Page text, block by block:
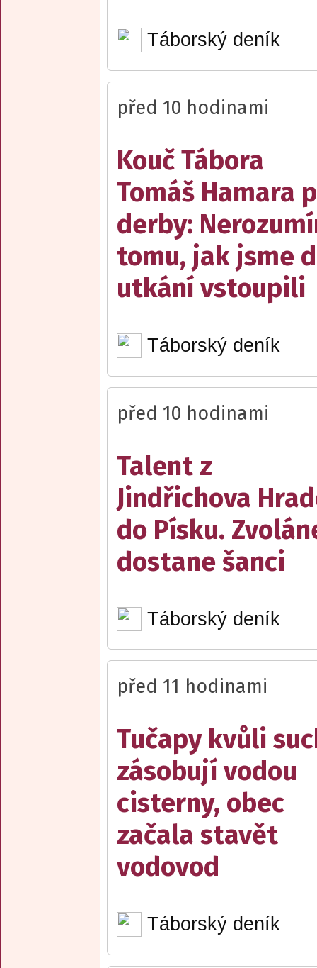
Táborský deník
před 10 hodinami
Kouč Tábora
Tomáš Hamara
derby:
tomu, jak jsme
utkání vstoupili
Táborský deník
před 10 hodinami
Talent z
Jindřichova
do Písku.
dostane šanci
Táborský deník
před 11 hodinami
Tučapy kvůli
zásobují vodou
cisterny, obec
začala stavět
vodovod
Táborský deník